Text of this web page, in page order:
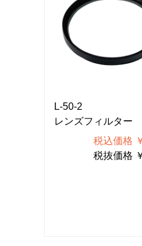
L-50-2
レンズフィルター
税込価格
税抜価格